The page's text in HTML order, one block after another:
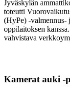
Jyväskylän
toteutti
(HyPe) -valmennus-
oppilaitoksen
vahvistava
Kamerat auki -